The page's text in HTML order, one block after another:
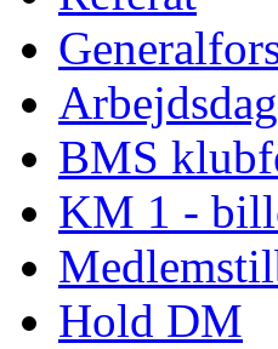
BMS
KM 1 -
Hold DM